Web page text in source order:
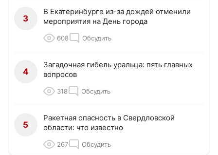
3
В Екатеринбурге из-за дождей отменили
мероприятия на День города
608 Обсудить
4
Загадочная гибель уральца: пять главных
вопросов
318 Обсудить
5
Ракетная опасность в Свердловской
области: что известно
267 Обсудить